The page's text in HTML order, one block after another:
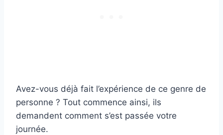
Avez-vous déjà fait l’expérience de ce genre de
personne ? Tout commence ainsi, ils
demandent comment s’est passée votre
journée.